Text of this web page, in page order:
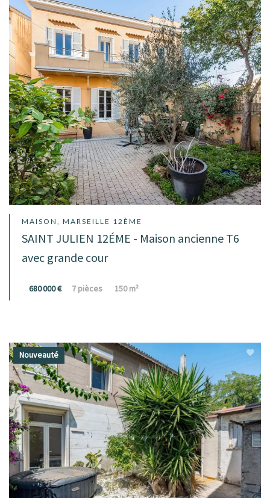
MAISON, MARSEILLE 12ÈME
SAINT JULIEN 12ÉME - Maison ancienne T6
avec grande cour
680 000 € 7 pièces 150 m²
Nouveauté